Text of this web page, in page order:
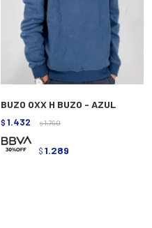
BUZO OXX H BUZO - AZUL
$ 1.432 $ 1.790
$ 1.289